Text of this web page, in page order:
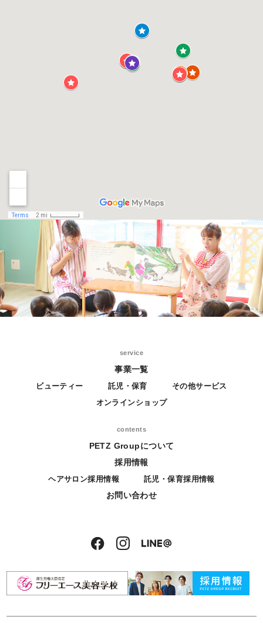
service
事業一覧
ビューティー 託児・保育
その他サービス
オンラインショップ
contents
PETZ Groupについて
採用情報
ヘアサロン採用情報 託児・保育採用情報
お問い合わせ